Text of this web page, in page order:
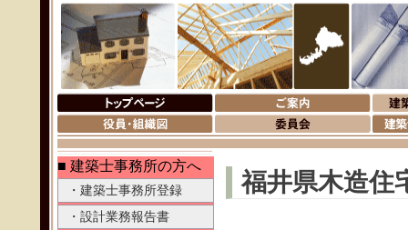
福井県木造住
■ 建築士事務所の方へ
・建築士事務所登録
・設計業務報告書